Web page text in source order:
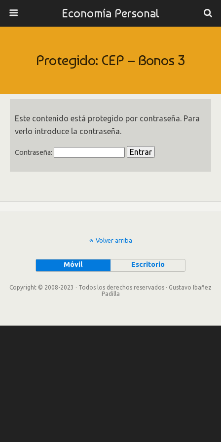
Economía Personal
Protegido: CEP – Bonos 3
Este contenido está protegido por contraseña. Para
verlo introduce la contraseña.
Contraseña:
Volver arriba
Móvil Escritorio
Copyright © 2008-2023 · Todos los derechos reservados · Gustavo Ibañez
Padilla